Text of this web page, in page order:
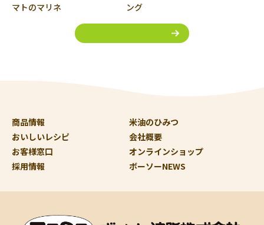
マトのマリネ
ング
商品情報
米油のひみつ
おいしいレシピ
会社概要
お客様窓口
オンラインショップ
採用情報
ボーソーNEWS